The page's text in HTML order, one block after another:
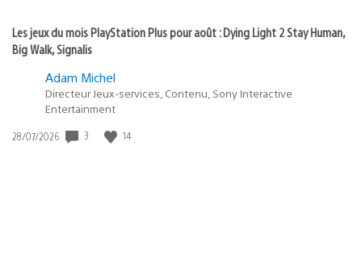
Les jeux du mois PlayStation Plus pour août : Dying Light 2 Stay Human,
Big Walk, Signalis
Adam Michel
Directeur Jeux-services, Contenu, Sony Interactive
Entertainment
Date
28/07/2026 3 14